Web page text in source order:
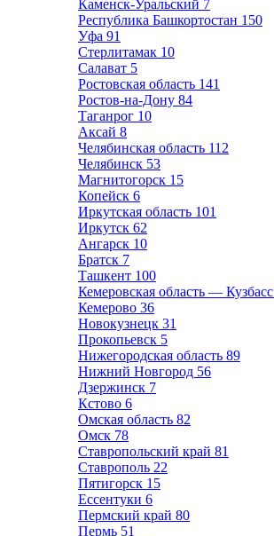
Каменск-Уральский 7
Республика Башкортостан 150
Уфа 91
Стерлитамак 10
Салават 5
Ростовская область 141
Ростов-на-Дону 84
Таганрог 10
Аксай 8
Челябинская область 112
Челябинск 53
Магнитогорск 15
Копейск 6
Иркутская область 101
Иркутск 62
Ангарск 10
Братск 7
Ташкент 100
Кемеровская область — Кузбасс
Кемерово 36
Новокузнецк 31
Прокопьевск 5
Нижегородская область 89
Нижний Новгород 56
Дзержинск 7
Кстово 6
Омская область 82
Омск 78
Ставропольский край 81
Ставрополь 22
Пятигорск 15
Ессентуки 6
Пермский край 80
Пермь 51